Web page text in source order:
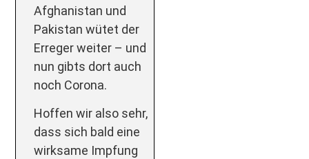
Afghanistan und
Pakistan wütet der
Erreger weiter – und
nun gibts dort auch
noch Corona.
Hoffen wir also sehr,
dass sich bald eine
wirksame Impfung